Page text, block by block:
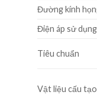
Đường kính
Điện áp sử dụng
Tiêu chuẩn
Vật liệu cấu tạo